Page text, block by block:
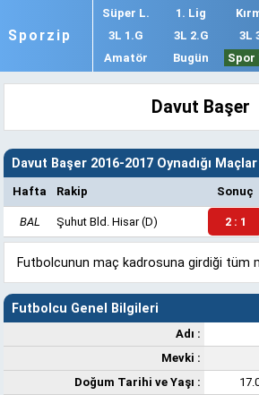
Sporzip
Süper L. 1. Lig
3L 1.G
3L 2.G 3L
Amatör
Bugün Spor
Davut Başer
Davut Başer 2016-2017 Oynadığı Maçlar
Hafta Rakip Sonuç
BAL Şuhut Bld. Hisar(D) 2 : 1
Futbolcunun maç kadrosuna girdiği tüm
Futbolcu Genel Bilgileri
Adı :
Mevki :
Doğum Tarihi ve Yaşı :